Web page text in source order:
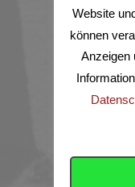
Website
können
Anzeigen